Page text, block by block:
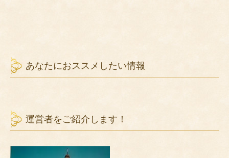
あなたにおススメしたい情報
運営者をご紹介します！